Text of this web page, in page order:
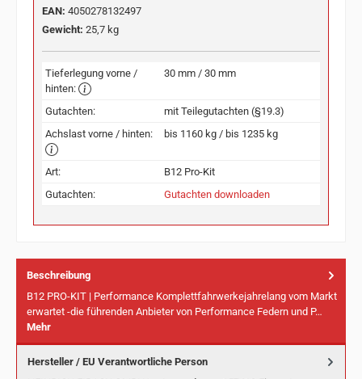
EAN: 4050278132497
Gewicht: 25,7 kg
Tieferlegung vorne /
hinten:
30 mm / 30 mm
Gutachten:
mit Teilegutachten (§19.3)
Achslast vorne / hinten:
bis 1160 kg / bis 1235 kg
Art:
B12 Pro-Kit
Gutachten:
Gutachten downloaden
Beschreibung
B12 PRO-KIT | Performance Komplettfahrwerkejahrelang vom Markt
erwartet -die führenden Anbieter von Performance Federn und P…
Mehr
Hersteller / EU Verantwortliche Person